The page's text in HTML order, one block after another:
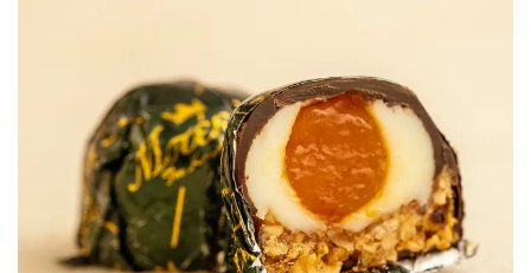
CREME ȘI PASTE TARTINABILE
CONDIMENTE
CEAIURI GRECEȘTI
CIOCOLATĂ ȘI CACAO
HEALTHY SNACKS
SUPERALIMENTE